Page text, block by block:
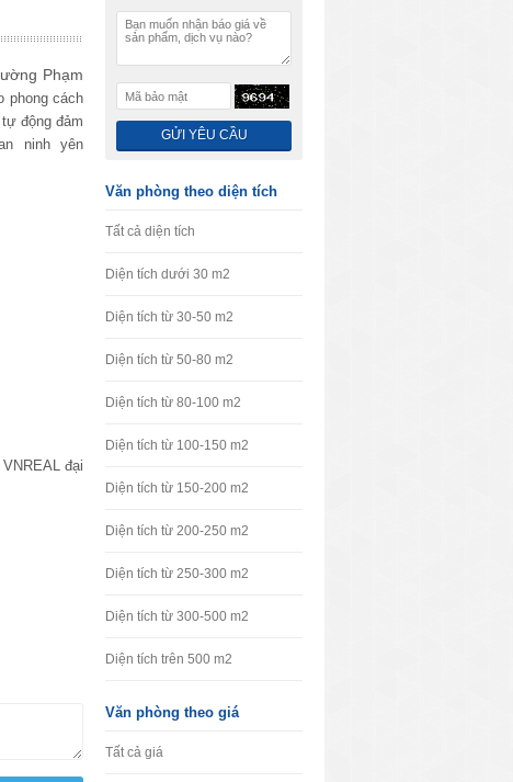
Phạm
phong cách
động đảm
ninh yên
đại
Văn phòng theo diện tích
Tất cả diện tích
Diện tích dưới 30 m2
Diện tích từ 30-50 m2
Diện tích từ 50-80 m2
Diện tích từ 80-100 m2
Diện tích từ 100-150 m2
Diện tích từ 150-200 m2
Diện tích từ 200-250 m2
Diện tích từ 250-300 m2
Diện tích từ 300-500 m2
Diện tích trên 500 m2
Văn phòng theo giá
Tất cả giá